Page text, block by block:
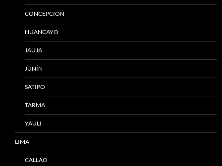
CONCEPCIÓN
HUANCAYO
JAUJA
JUNÍN
SATIPO
TARMA
YAULI
LIMA
CALLAO